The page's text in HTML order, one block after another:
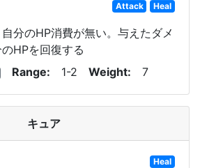
Attack Heal
分のHP消費が無い。与えたダメ
HPを回復する
Range 1-2 Weight 7
キュア
Heal